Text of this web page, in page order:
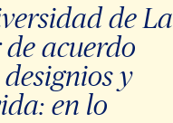
de La
acuerdo
y
en lo